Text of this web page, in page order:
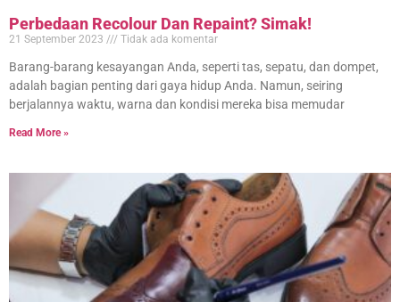
Perbedaan Recolour Dan Repaint? Simak!
21 September 2023 Tidak ada komentar
Barang-barang kesayangan Anda, seperti tas, sepatu, dan dompet,
adalah bagian penting dari gaya hidup Anda. Namun, seiring
berjalannya waktu, warna dan kondisi mereka bisa memudar
Read More »